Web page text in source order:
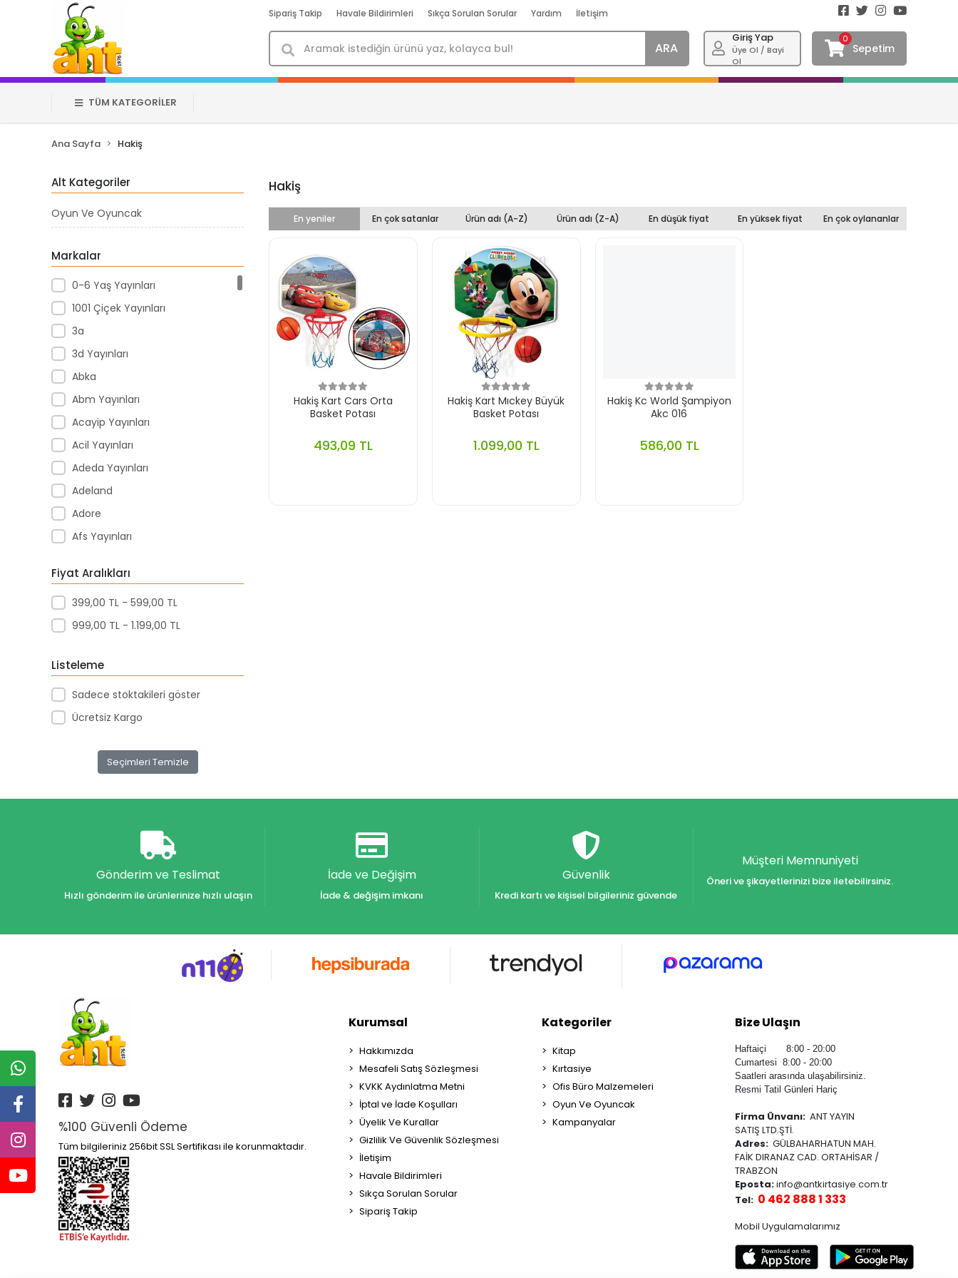
Sipariş Takip Havale Bildirimleri Sıkça Sorulan Sorular Yardım İletişim
ARA
Giriş Yap
Üye Ol / Bayi
Ol
0
Sepetim
TÜM KATEGORİLER
Ana Sayfa Hakiş
Alt Kategoriler
Oyun Ve Oyuncak
Markalar
0-6 Yaş Yayınları
1001 Çiçek Yayınları
3a
3d Yayınları
Abka
Abm Yayınları
Acayip Yayınları
Acil Yayınları
Adeda Yayınları
Adeland
Adore
Afs Yayınları
Agt
Aıhao
Akademi Denizi Yayınları
Akçağ Yayınları
Aktive Oyuncak
Akvaryum Yayınları
Alpino Çocuk Yayınları
Altın
Altınyıldız
Anatolia Kitap Yayınları
Anatolian
Anonim Yayınları
Ant
Antik Yayınları
Antrenmanlarla Yayınları
Aperatifyayınları
Aprıl Yayınları
Apron Yayınları
Fiyat Aralıkları
399,00 TL - 599,00 TL
999,00 TL - 1.199,00 TL
Listeleme
Sadece stoktakileri göster
Ücretsiz Kargo
Seçimleri Temizle
Hakiş
En yeniler En çok satanlar Ürün adı (A-Z) Ürün adı (Z-A) En düşük fiyat En yüksek fiyat En çok oylananlar
Hakiş Kart Cars Orta
Basket Potası
493,09 TL
Hakiş Kart Mıckey Büyük
Basket Potası
1.099,00 TL
Hakiş Kc World Şampiyon
Akc 016
586,00 TL
Gönderim ve Teslimat
Hızlı gönderim ile ürünlerinize hızlı ulaşın
İade ve Değişim
İade & değişim imkanı
Güvenlik
Kredi kartı ve kişisel bilgileriniz güvende
Müşteri Memnuniyeti
Öneri ve şikayetlerinizi bize iletebilirsiniz.
%100 Güvenli Ödeme
Tüm bilgileriniz 256bit SSL Sertifikası ile korunmaktadır.
Kurumsal
Hakkımızda
Mesafeli Satış Sözleşmesi
KVKK Aydınlatma Metni
İptal ve İade Koşulları
Üyelik Ve Kurallar
Gizlilik Ve Güvenlik Sözleşmesi
İletişim
Havale Bildirimleri
Sıkça Sorulan Sorular
Sipariş Takip
Kategoriler
Kitap
Kırtasiye
Ofis Büro Malzemeleri
Oyun Ve Oyuncak
Kampanyalar
Bize Ulaşın
Haftaiçi 8:00 - 20:00
Cumartesi 8:00 - 20:00
Saatleri arasında ulaşabilirsiniz.
Resmi Tatil Günleri Hariç
Firma Ünvanı: ANT YAYIN
SATIŞ LTD.ŞTİ.
Adres: GÜLBAHARHATUN MAH.
FAİK DIRANAZ CAD. ORTAHİSAR /
TRABZON
Eposta:info@antkirtasiye.com.tr
Tel: 0 462 888 1 333
Mobil Uygulamalarımız